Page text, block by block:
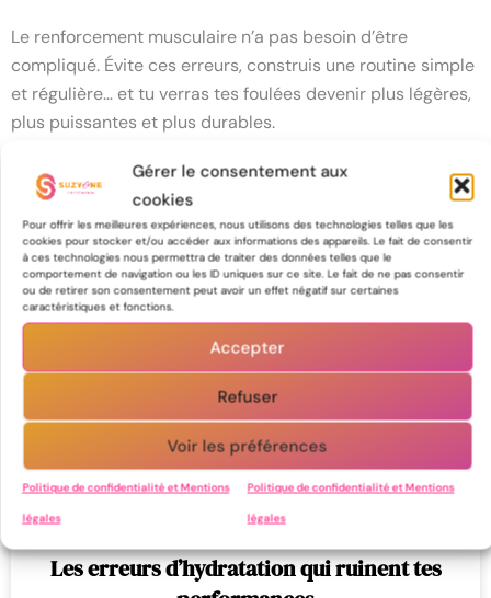
Gérer le consentement aux
cookies
Pour offrir les meilleures expériences, nous utilisons des technologies telles que les
cookies pour stocker et/ou accéder aux informations des appareils. Le fait de consentir
à ces technologies nous permettra de traiter des données telles que le
comportement de navigation ou les ID uniques sur ce site. Le fait de ne pas consentir
ou de retirer son consentement peut avoir un effet négatif sur certaines
caractéristiques et fonctions.
Accepter
Refuser
Voir les préférences
Politique de confidentialité et Mentions
légales
Politique de confidentialité et Mentions
légales
Le renforcement musculaire n’a pas besoin d’être
compliqué. Évite ces erreurs, construis une routine simple
et régulière… et tu verras tes foulées devenir plus légères,
plus puissantes et plus durables.
Les articles du même thème
Nutrition
Les erreurs d’hydratation qui ruinent tes